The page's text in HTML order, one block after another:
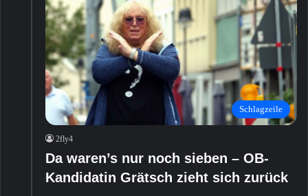
Schlagzeile
2fly4
Da waren’s nur noch sieben – OB-
Kandidatin Grätsch zieht sich zurück